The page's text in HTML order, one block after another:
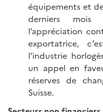
équipements et
derniers
l’appréciation
exportatrice,
l’industrie
un appel en
réserves de
Suisse.